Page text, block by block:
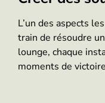
L’un des aspects
train de résoudre
lounge, chaque
moments de